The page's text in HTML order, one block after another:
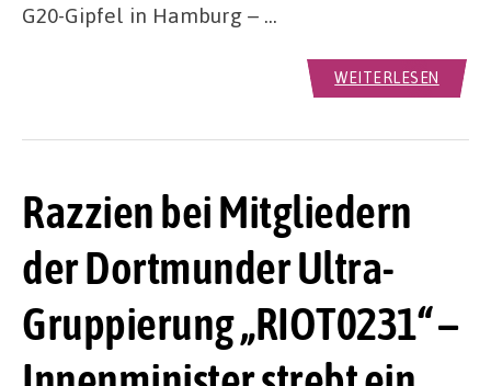
G20-Gipfel in Hamburg – …
WEITERLESEN
Razzien bei Mitgliedern
der Dortmunder Ultra-
Gruppierung „RIOT0231“ –